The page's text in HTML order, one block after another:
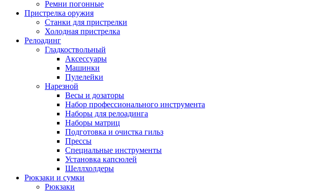
Ремни погонные
Пристрелка оружия
Станки для пристрелки
Холодная пристрелка
Релоадинг
Гладкоствольный
Аксессуары
Машинки
Пулелейки
Нарезной
Весы и дозаторы
Набор профессионального инструмента
Наборы для релоадинга
Наборы матриц
Подготовка и очистка гильз
Прессы
Специальные инструменты
Установка капсюлей
Шеллхолдеры
Рюкзаки и сумки
Рюкзаки